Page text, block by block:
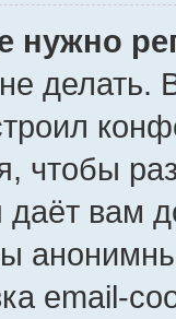
делать.
чтобы
даёт вам
email-